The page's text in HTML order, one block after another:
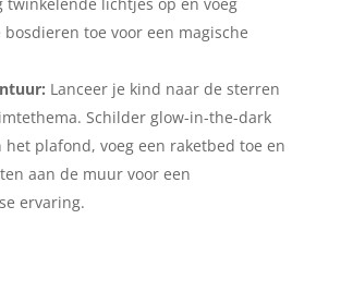
twinkelende lichtjes op en voeg
toe voor een magische
Lanceer je kind naar de sterren
Schilder glow-in-the-dark
het plafond, voeg een raketbed toe en
⁢aan de muur voor een
ervaring.